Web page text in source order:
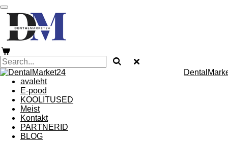
Skip
to
main
content
avaleht
E-pood
KOOLITUSED
Meist
Kontakt
PARTNERID
BLOG